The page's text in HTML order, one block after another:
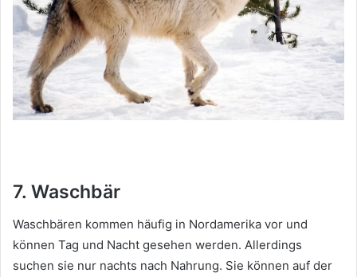
7. Waschbär
Waschbären kommen häufig in Nordamerika vor und
können Tag und Nacht gesehen werden. Allerdings
suchen sie nur nachts nach Nahrung. Sie können auf der